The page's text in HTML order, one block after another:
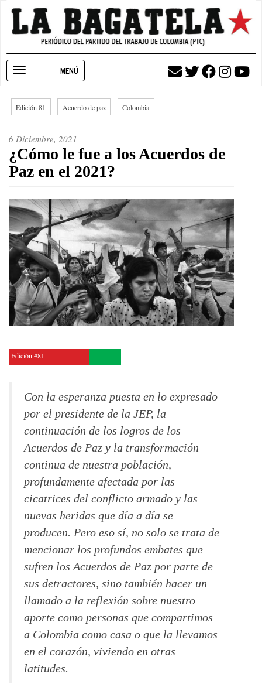
Pasar
contenido
navigation
Edición 81 Acuerdo de paz Colombia
6 Diciembre, 2021
¿Cómo le fue a los Acuerdos de
Paz en el 2021?
Edición #81
Con la esperanza puesta en lo expresado
por el presidente de la JEP, la
continuación de los logros de los
Acuerdos de Paz y la transformación
continua de nuestra población,
profundamente afectada por las
cicatrices del conflicto armado y las
nuevas heridas que día a día se
producen. Pero eso sí, no solo se trata de
mencionar los profundos embates que
sufren los Acuerdos de Paz por parte de
sus detractores, sino también hacer un
llamado a la reflexión sobre nuestro
aporte como personas que compartimos
a Colombia como casa o que la llevamos
en el corazón, viviendo en otras
latitudes.